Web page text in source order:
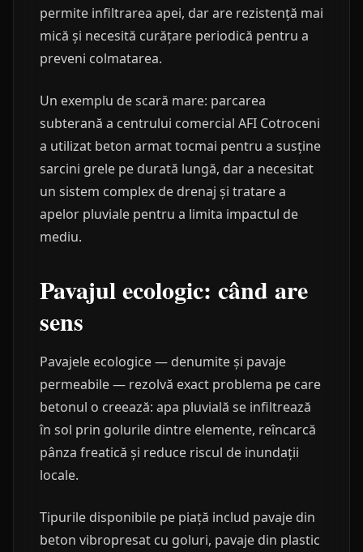
permite infiltrarea apei, dar are rezistență mai
mică și necesită curățare periodică pentru a
preveni colmatarea.
Un exemplu de scară mare: parcarea
subterană a centrului comercial AFI Cotroceni
a utilizat beton armat tocmai pentru a susține
sarcini grele pe durată lungă, dar a necesitat
un sistem complex de drenaj și tratare a
apelor pluviale pentru a limita impactul de
mediu.
Pavajul ecologic: când are
sens
Pavajele ecologice — denumite și pavaje
permeabile — rezolvă exact problema pe care
betonul o creează: apa pluvială se infiltrează
în sol prin golurile dintre elemente, reîncarcă
pânza freatică și reduce riscul de inundații
locale.
Tipurile disponibile pe piață includ pavaje din
beton vibropresat cu goluri, pavaje din plastic